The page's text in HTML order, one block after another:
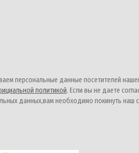
персональные данные посетителей
политикой. Если вы не даете
данных,вам необходимо покинуть наш